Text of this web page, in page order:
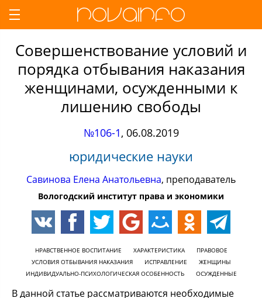
Совершенствование условий и
порядка отбывания наказания
женщинами, осужденными к
лишению свободы
№106-1, 06.08.2019
юридические науки
Савинова Елена Анатольевна, преподаватель
Вологодский институт права и экономики
НРАВСТВЕННОЕ ВОСПИТАНИЕ ХАРАКТЕРИСТИКА
ПРАВОВОЕ
УСЛОВИЯ ОТБЫВАНИЯ НАКАЗАНИЯ
ИСПРАВЛЕНИЕ
ЖЕНЩИНЫ
ИНДИВИДУАЛЬНО-ПСИХОЛОГИЧЕСКАЯ ОСОБЕННОСТЬ
ОСУЖДЕННЫЕ
В данной статье рассматриваются необходимые